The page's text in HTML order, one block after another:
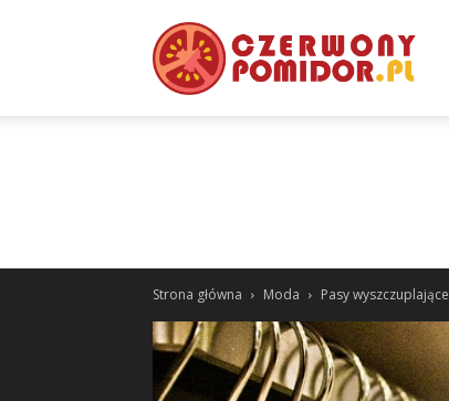
Strona główna Moda Pasy wyszczuplające